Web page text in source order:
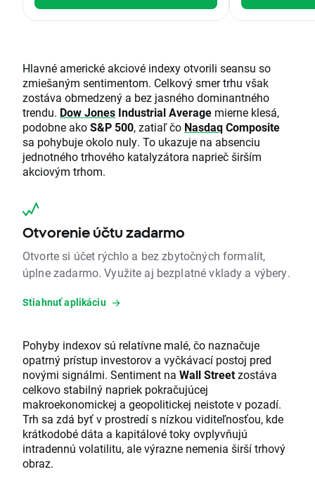
Hlavné americké akciové indexy otvorili seansu so
zmiešaným sentimentom. Celkový smer trhu však
zostáva obmedzený a bez jasného dominantného
trendu. Dow Jones Industrial Average mierne klesá,
podobne akoS&P 500, zatiaľ čo NasdaqComposite
sa pohybuje okolo nuly. To ukazuje na absenciu
jednotného trhového katalyzátora naprieč širším
akciovým trhom.
Otvorenie účtu zadarmo
Otvorte si účet rýchlo a bez zbytočných formalít,
úplne zadarmo. Využite aj bezplatné vklady a výbery.
Stiahnuť aplikáciu
Pohyby indexov sú relatívne malé, čo naznačuje
opatrný prístup investorov a vyčkávací postoj pred
novými signálmi. Sentiment na Wall Streetzostáva
celkovo stabilný napriek pokračujúcej
makroekonomickej a geopolitickej neistote v pozadí.
Trh sa zdá byť v prostredí s nízkou viditeľnosťou, kde
krátkodobé dáta a kapitálové toky ovplyvňujú
intradennú volatilitu, ale výrazne nemenia širší trhový
obraz.